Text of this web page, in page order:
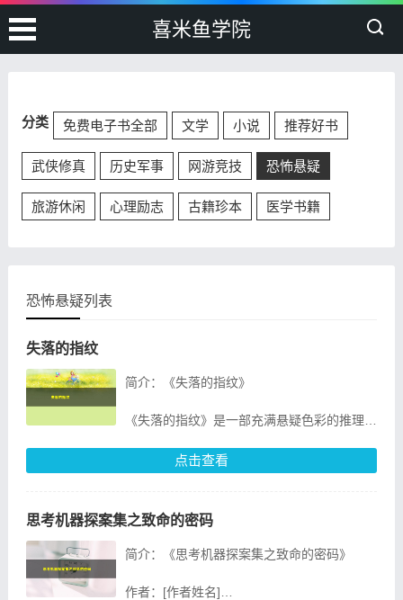
喜米鱼学院
分类 免费电子书全部 文学 小说 推荐好书
武侠修真 历史军事 网游竞技 恐怖悬疑
旅游休闲 心理励志 古籍珍本 医学书籍
恐怖悬疑列表
失落的指纹
简介：《失落的指纹》
《失落的指纹》是一部充满悬疑色彩的推理小
读者进入一个充满谜团的侦探世界。本书以一
起离奇的失踪案为线索，展开了一
点击查看
思考机器探案集之致命的密码
简介：《思考机器探案集之致命的密码》
作者：[作者姓名]